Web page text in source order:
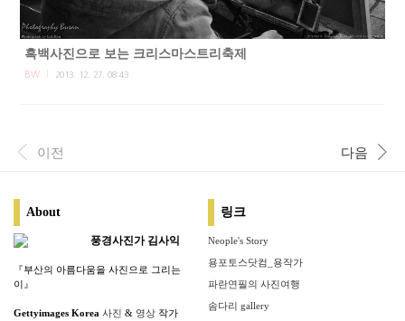
흑백사진으로 보는 크리스마스트리축제
BW 2013. 12. 27. 08:43
이전 다음
About
풍경사진가 김사익
『부산의 아름다움을 사진으로 그리는
이』
Gettyimages Korea 사진 & 영상 작가
링크
Neople's Story
용포토스닷컴_용작가
파란연필의 사진여행
솜다리 gallery